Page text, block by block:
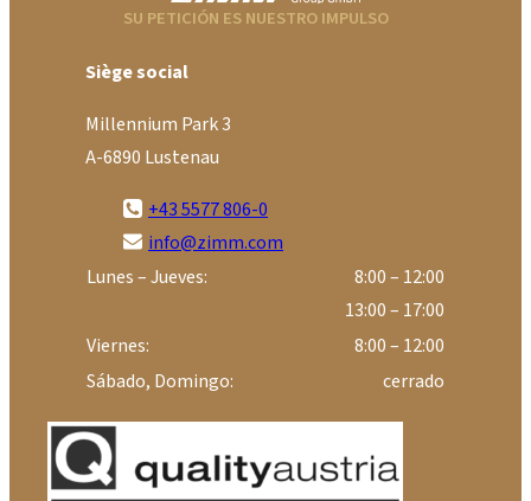
SU PETICIÓN ES NUESTRO IMPULSO
Siège social
Millennium Park 3
A-6890 Lustenau
+43 5577 806-0
info@zimm.com
Lunes – Jueves:
8:00 – 12:00
13:00 – 17:00
Viernes:
8:00 – 12:00
Sábado, Domingo:
cerrado